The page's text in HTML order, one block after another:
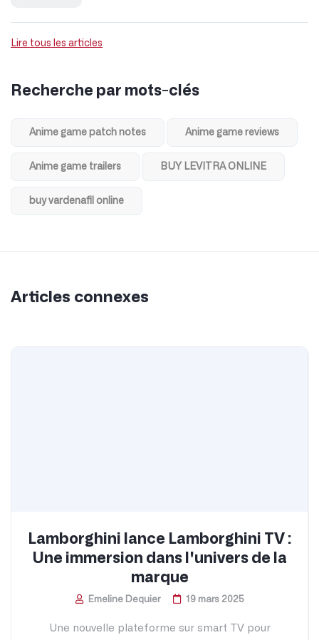
Lire tous les articles
Recherche par mots-clés
Anime game patch notes Anime game reviews
Anime game trailers BUY LEVITRA ONLINE
buy vardenafil online
Articles connexes
Lamborghini lance Lamborghini TV :
Une immersion dans l'univers de la
marque
Emeline Dequier 19 mars 2025
Une nouvelle plateforme sur smart TV pour